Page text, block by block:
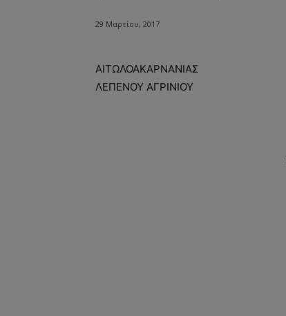
29 Μαρτίου, 2017
ΑΙΤΩΛΟΑΚΑΡΝΑΝΙΑΣ
ΛΕΠΕΝΟΥ ΑΓΡΙΝΙΟΥ